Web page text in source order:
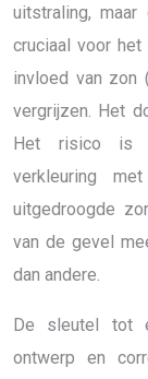
uitstraling,
cruciaal voor het
invloed van zon
vergrijzen. Het
Het risico is
verkleuring
uitgedroogde
van de gevel
dan andere.
De sleutel tot
ontwerp en